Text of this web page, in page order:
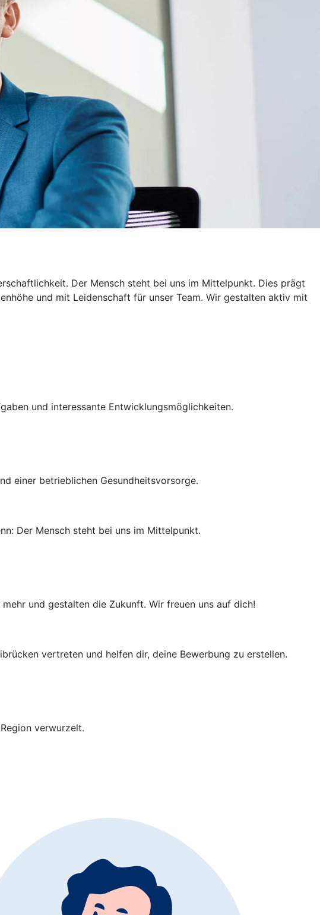
Der Mensch steht bei uns im Mittelpunkt. Dies prägt
und mit Leidenschaft für unser Team. Wir gestalten aktiv mit
und interessante Entwicklungsmöglichkeiten.
einer betrieblichen Gesundheitsvorsorge.
Der Mensch steht bei uns im Mittelpunkt.
und gestalten die Zukunft. Wir freuen uns auf dich!
vertreten und helfen dir, deine Bewerbung zu erstellen.
verwurzelt.